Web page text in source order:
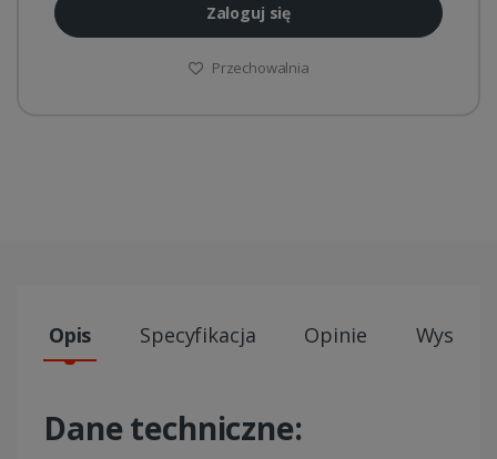
Zaloguj się
Przechowalnia
Opis Specyfikacja Opinie Wysyłki
Dane techniczne: